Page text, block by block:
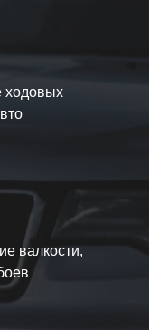
ходовых
валкости,